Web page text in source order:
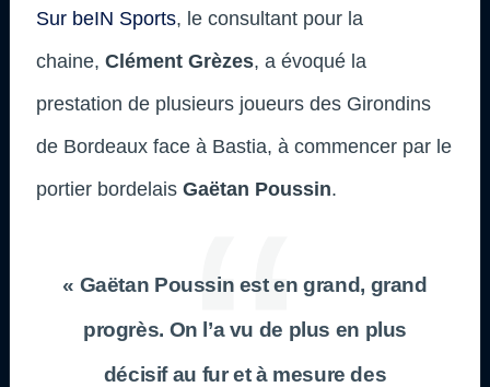
Sur beIN Sports, le consultant pour la
chaine, Clément Grèzes, a évoqué la
prestation de plusieurs joueurs des Girondins
de Bordeaux face à Bastia, à commencer par le
portier bordelais Gaëtan Poussin.
« Gaëtan Poussin est en grand, grand
progrès. On l’a vu de plus en plus
décisif au fur et à mesure des